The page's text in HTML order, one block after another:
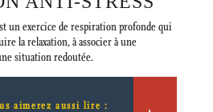
un exercice de respiration profonde qui
la relaxation, à associer à une
situation redoutée.
aimerez aussi lire :